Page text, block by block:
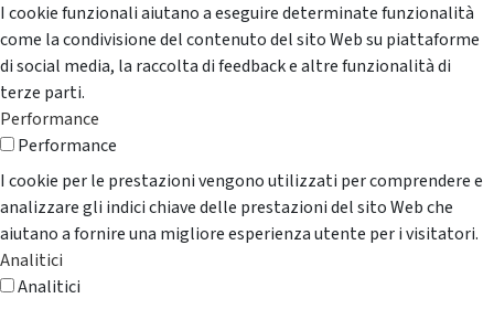
I cookie funzionali aiutano a eseguire determinate funzionalità
come la condivisione del contenuto del sito Web su piattaforme
di social media, la raccolta di feedback e altre funzionalità di
terze parti.
Performance
Performance
I cookie per le prestazioni vengono utilizzati per comprendere e
analizzare gli indici chiave delle prestazioni del sito Web che
aiutano a fornire una migliore esperienza utente per i visitatori.
Analitici
Analitici